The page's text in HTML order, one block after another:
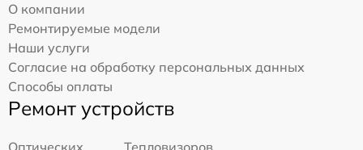
О компании
Ремонтируемые модели
Наши услуги
Согласие на обработку персональных данных
Способы оплаты
Ремонт устройств
Оптических
Тепловизоров